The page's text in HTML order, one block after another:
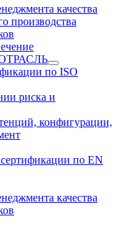
качества
производства
по ISO
риска и
конфигурации,
по EN
качества